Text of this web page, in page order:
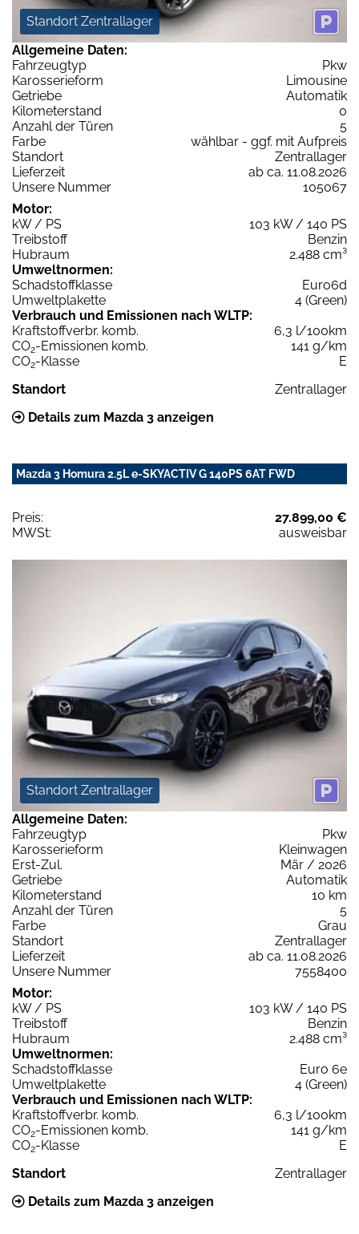
Standort Zentrallager
Allgemeine Daten:
Fahrzeugtyp
Pkw
Karosserieform
Limousine
Getriebe
Automatik
Kilometerstand
0
Anzahl der Türen
5
Farbe
wählbar - ggf. mit Aufpreis
Standort
Zentrallager
Lieferzeit
ab ca. 11.08.2026
Unsere Nummer
105067
Motor:
kW / PS
103 kW / 140 PS
Treibstoff
Benzin
Hubraum
2.488 cm³
Umweltnormen:
Schadstoffklasse
Euro6d
Umweltplakette
4 (Green)
Verbrauch und Emissionen nach WLTP:
Kraftstoffverbr. komb.
6,3 l/100km
CO2-Emissionen komb.
141 g/km
CO2-Klasse
E
Standort
Zentrallager
Details zum Mazda 3 anzeigen
Mazda 3 Homura 2.5L e-SKYACTIV G 140PS 6AT FWD
Preis:
27.899,00 €
MWSt:
ausweisbar
Standort Zentrallager
Allgemeine Daten:
Fahrzeugtyp
Pkw
Karosserieform
Kleinwagen
Erst-Zul.
Mär / 2026
Getriebe
Automatik
Kilometerstand
10 km
Anzahl der Türen
5
Farbe
Grau
Standort
Zentrallager
Lieferzeit
ab ca. 11.08.2026
Unsere Nummer
7558400
Motor:
kW / PS
103 kW / 140 PS
Treibstoff
Benzin
Hubraum
2.488 cm³
Umweltnormen:
Schadstoffklasse
Euro 6e
Umweltplakette
4 (Green)
Verbrauch und Emissionen nach WLTP:
Kraftstoffverbr. komb.
6,3 l/100km
CO2-Emissionen komb.
141 g/km
CO2-Klasse
E
Standort
Zentrallager
Details zum Mazda 3 anzeigen